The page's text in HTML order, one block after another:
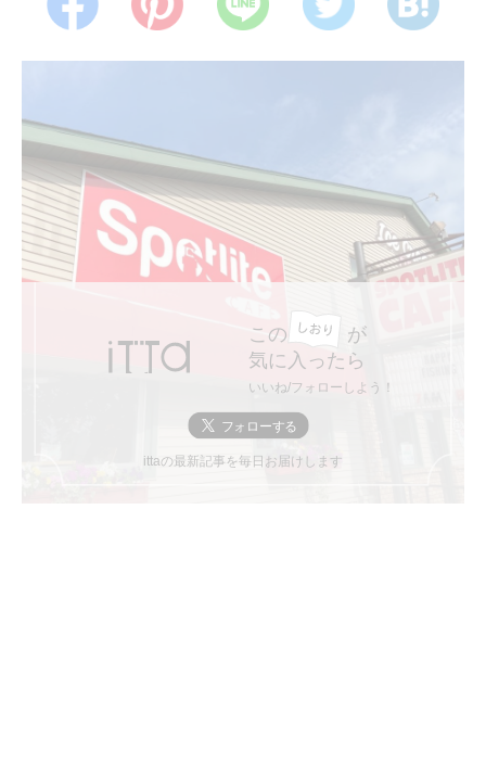
この
が
気に入ったら
いいね/フォローしよう！
ittaの最新記事を毎日お届けします